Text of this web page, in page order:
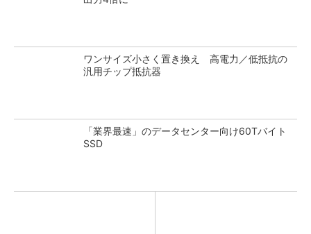
ワンサイズ小さく置き換え 高電力／低抵抗の
汎用チップ抵抗器
「業界最速」のデータセンター向け60Tバイト
SSD